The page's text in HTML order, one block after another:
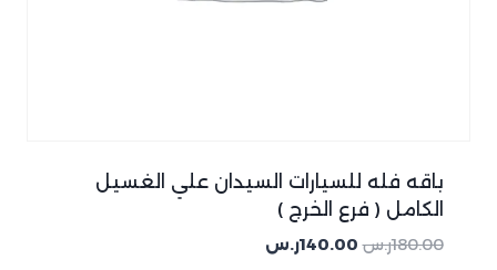
باقه فله للسيارات السيدان علي الغسيل
الكامل ( فرع الخرج )
180.00ر.س 140.00ر.س